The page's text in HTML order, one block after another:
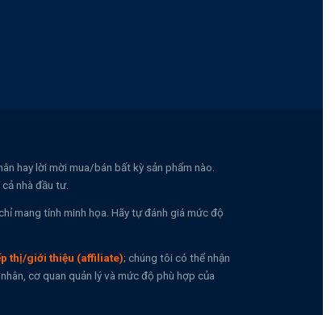
hay lời mời mua/bán bất kỳ sản phẩm nào.
nhà đầu tư.
mang tính minh họa. Hãy tự đánh giá mức độ
thị/giới thiệu (affiliate); chúng tôi có thể nhận
cơ quan quản lý và mức độ phù hợp của